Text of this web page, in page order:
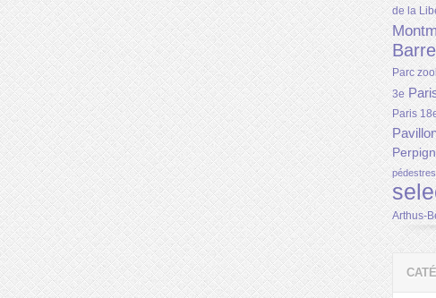
de la
Parc
3e
Paris
pédestres
Arthus-